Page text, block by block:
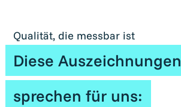
Qualität, die messbar ist
Diese Auszeichnungen
sprechen für uns: